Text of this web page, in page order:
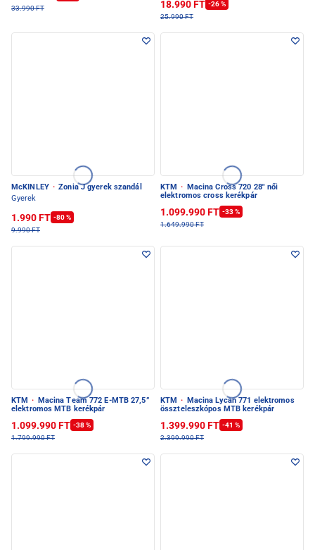
33.990 FT
18.990 FT -26 %
25.990 FT
McKINLEY · Zonia J gyerek szandál
Gyerek
1.990 FT -80 %
9.990 FT
KTM ·
Macina Cross 720 28" női
elektromos cross kerékpár
1.099.990 FT -33 %
1.649.990 FT
KTM ·
Macina Team 772 E-MTB 27,5”
elektromos MTB kerékpár
1.099.990 FT -38 %
1.799.990 FT
KTM ·
Macina Lycan 771 elektromos
összteleszkópos MTB kerékpár
1.399.990 FT -41 %
2.399.990 FT